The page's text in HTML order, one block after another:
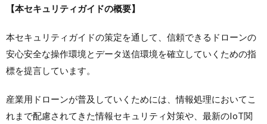
【本セキュリティガイドの概要】
本セキュリティガイドの策定を通して、信頼できるドローンの
安心安全な操作環境とデータ送信環境を確立していくための指
標を提言しています。
産業用ドローンが普及していくためには、情報処理においてこ
れまで配慮されてきた情報セキュリティ対策や、最新のIoT関